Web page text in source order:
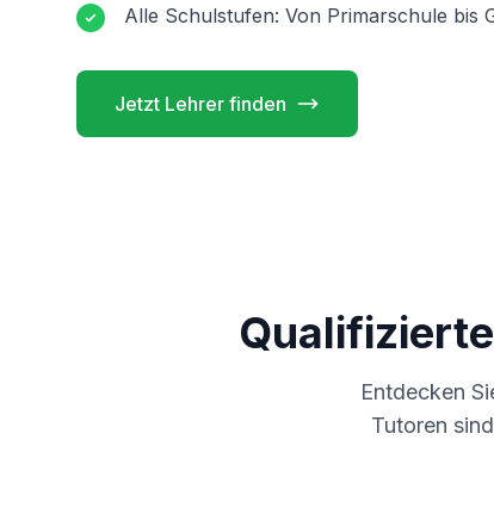
Alle Schulstufen: Von Primarschule bis
Jetzt Lehrer finden
Entdecken
Tutoren